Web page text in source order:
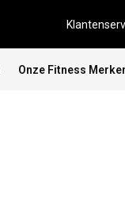
Onze Fitness